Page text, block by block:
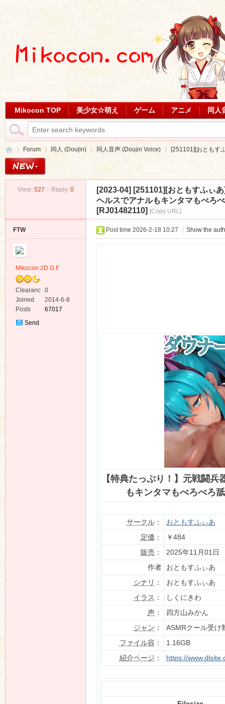
Mikocon TOP 美少女☆萌え ゲーム アニメ 同人
Forum
›
同人 (Doujin) 同人音声 (Doujin Voice)
›
[251101][おともす
View: 527 Reply: 0 [2023-04] [251101][おともすふぃ
ヘルスでアナルもキンタマもべろ
[RJ01482110] [Copy URL]
FTW
Mikocon 2D.G.F
Clearanc
e
0
Joined
2014-6-8
Posts
67017
Send
Post time 2026-2-18 10:27 Show the
【特典たっぷり！】元戦闘
もキンタマもべろべろ
サークル：
おともすふぃあ
定価 ：
￥484
販売 ：
2025年11月01日
作者
おともすふぃあ
シナリ ：
おともすふぃあ
イラス ：
しくにきわ
声：
四方山みかん
ジャン ：
ASMRクール受け
ファイル容 ：
1.16GB
紹介ページ ： https://